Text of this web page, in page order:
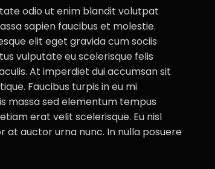
odio ut enim blandit volutpat
sapien faucibus et molestie.
elit eget gravida cum sociis
vulputate eu scelerisque felis
At imperdiet dui accumsan sit
Faucibus turpis in eu mi
massa sed elementum tempus
erat velit scelerisque. Eu nisl
at auctor urna nunc. In nulla posuere